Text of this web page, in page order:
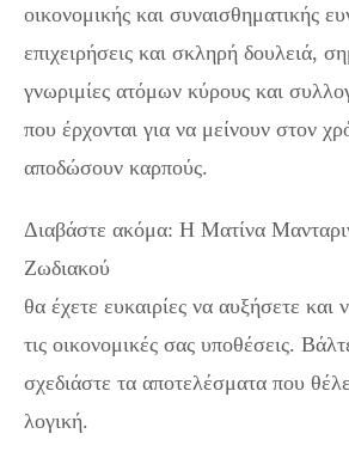
οικονομικής και συναισθηματικής
επιχειρήσεις και σκληρή δουλειά,
γνωριμίες ατόμων κύρους και
που έρχονται για να μείνουν στον
αποδώσουν καρπούς.
Διαβάστε ακόμα: Η Ματίνα
Ζωδιακού
θα έχετε ευκαιρίες να αυξήσετε και
τις οικονομικές σας υποθέσεις.
σχεδιάστε τα αποτελέσματα που
λογική.